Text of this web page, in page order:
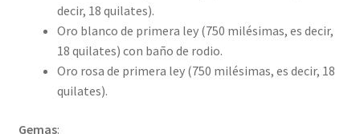
decir, 18 quilates).
Oro blanco de primera ley (750 milésimas, es decir,
18 quilates) con baño de rodio.
Oro rosa de primera ley (750 milésimas, es decir, 18
quilates).
Gemas: